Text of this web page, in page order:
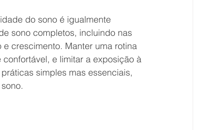
do sono é igualmente
sono completos, incluindo nas
crescimento. Manter uma rotina
e limitar a exposição à
simples mas essenciais,